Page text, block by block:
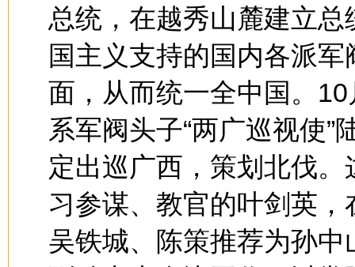
总统，在越秀山麓建立
国主义支持的国内各派
面，从而统一全中国。
系军阀头子“两广巡视使
定出巡广西，策划北伐
习参谋、教官的叶剑英
吴铁城、陈策推荐为孙